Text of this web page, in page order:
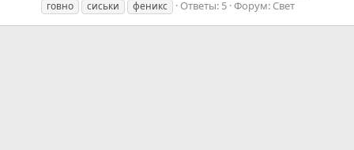
говно
сиськи феникс Ответы: 5 Форум: Свет